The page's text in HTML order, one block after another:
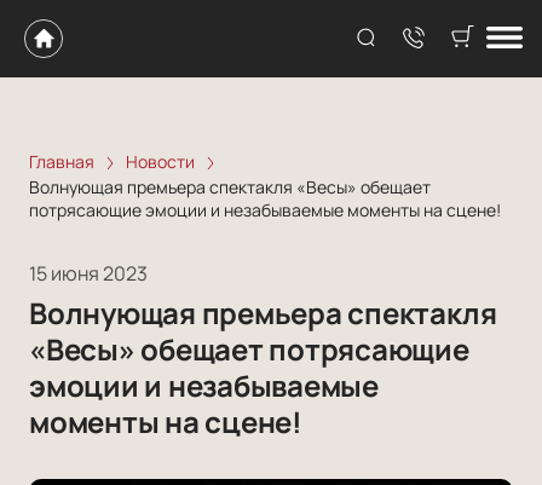
Главная
Новости
Волнующая премьера спектакля «Весы» обещает
потрясающие эмоции и незабываемые моменты на сцене!
15 июня 2023
Волнующая премьера спектакля
«Весы» обещает потрясающие
эмоции и незабываемые
моменты на сцене!